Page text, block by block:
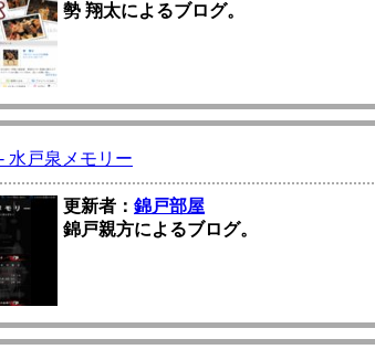
勢 翔太によるブログ。
水戸泉メモリー
更新者： 錦戸部屋
錦戸親方によるブログ。